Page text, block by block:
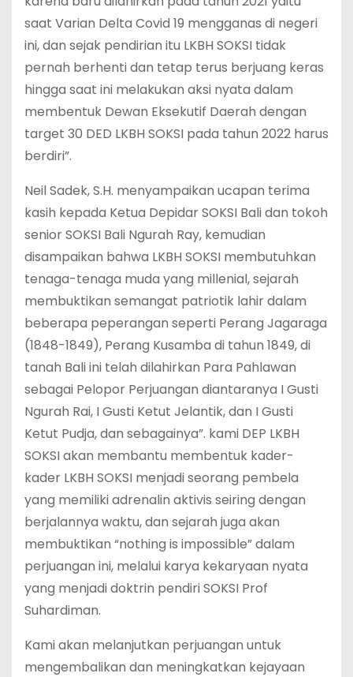
saat Varian Delta Covid 19 mengganas di negeri
ini, dan sejak pendirian itu LKBH SOKSI tidak
pernah berhenti dan tetap terus berjuang keras
hingga saat ini melakukan aksi nyata dalam
membentuk Dewan Eksekutif Daerah dengan
target 30 DED LKBH SOKSI pada tahun 2022 harus
berdiri”.
Neil Sadek, S.H. menyampaikan ucapan terima
kasih kepada Ketua Depidar SOKSI Bali dan tokoh
senior SOKSI Bali Ngurah Ray, kemudian
disampaikan bahwa LKBH SOKSI membutuhkan
tenaga-tenaga muda yang millenial, sejarah
membuktikan semangat patriotik lahir dalam
beberapa peperangan seperti Perang Jagaraga
(1848-1849), Perang Kusamba di tahun 1849, di
tanah Bali ini telah dilahirkan Para Pahlawan
sebagai Pelopor Perjuangan diantaranya I Gusti
Ngurah Rai, I Gusti Ketut Jelantik, dan I Gusti
Ketut Pudja, dan sebagainya”. kami DEP LKBH
SOKSI akan membantu membentuk kader-
kader LKBH SOKSI menjadi seorang pembela
yang memiliki adrenalin aktivis seiring dengan
berjalannya waktu, dan sejarah juga akan
membuktikan “nothing is impossible” dalam
perjuangan ini, melalui karya kekaryaan nyata
yang menjadi doktrin pendiri SOKSI Prof
Suhardiman.
Kami akan melanjutkan perjuangan untuk
mengembalikan dan meningkatkan kejayaan